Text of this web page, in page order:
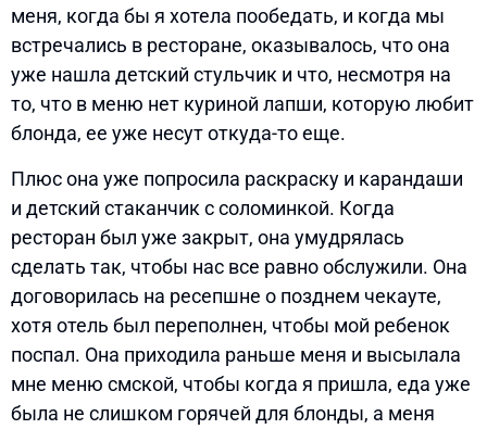
меня, когда бы я хотела пообедать, и когда мы
встречались в ресторане, оказывалось, что она
уже нашла детский стульчик и что, несмотря на
то, что в меню нет куриной лапши, которую любит
блонда, ее уже несут откуда-то еще.
Плюс она уже попросила раскраску и карандаши
и детский стаканчик с соломинкой. Когда
ресторан был уже закрыт, она умудрялась
сделать так, чтобы нас все равно обслужили. Она
договорилась на ресепшне о позднем чекауте,
хотя отель был переполнен, чтобы мой ребенок
поспал. Она приходила раньше меня и высылала
мне меню смской, чтобы когда я пришла, еда уже
была не слишком горячей для блонды, а меня